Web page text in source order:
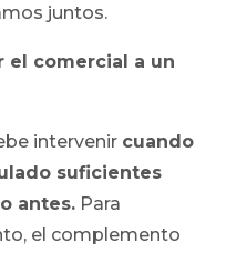
juntos.
el comercial a un
intervenir cuando
suficientes
antes.Para
el complemento